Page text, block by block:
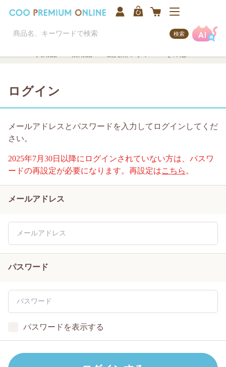
検索
ログイン
メールアドレスとパスワードを入力してログインしてくだ
さい。
2025年7月30日以降にログインされていない方は、パスワ
ードの再設定が必要になります。再設定はこちら 。
メールアドレス
パスワード
パスワードを表示する